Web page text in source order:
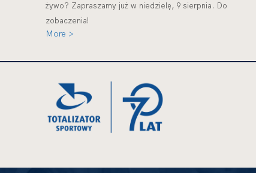
żywo? Zapraszamy już w niedzielę, 9 sierpnia. Do
zobaczenia!
More >